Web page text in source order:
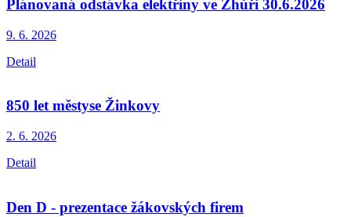
Plánovaná odstávka elektřiny ve Zhůři 30.6.2026
9. 6. 2026
Detail
850 let městyse Žinkovy
2. 6. 2026
Detail
Den D - prezentace žákovských firem